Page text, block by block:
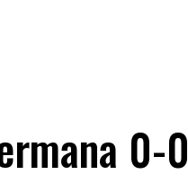
0-0